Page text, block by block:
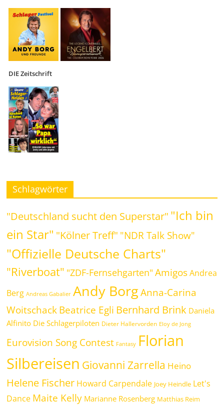
DIE Zeitschrift
Schlagwörter
"Deutschland sucht den Superstar" "Ich bin
ein Star" "Kölner Treff" "NDR Talk Show"
"Offizielle Deutsche Charts"
"Riverboat" "ZDF-Fernsehgarten" Amigos Andrea
Berg Andreas Gabalier Andy Borg Anna-Carina
WoitschackBeatrice Egli Bernhard Brink Daniela
Alfinito Die Schlagerpiloten Dieter Hallervorden Eloy de Jong
Eurovision Song Contest Fantasy Florian
Silbereisen Giovanni Zarrella Heino
Helene Fischer Howard Carpendale Joey Heindle Let's
Dance Maite Kelly Marianne Rosenberg Matthias Reim